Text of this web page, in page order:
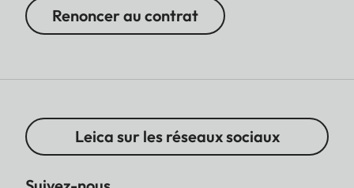
Renoncer au contrat
Leica sur les réseaux sociaux